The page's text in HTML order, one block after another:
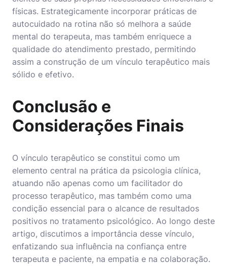
físicas. Estrategicamente incorporar práticas de
autocuidado na rotina não só melhora a saúde
mental do terapeuta, mas também enriquece a
qualidade do atendimento prestado, permitindo
assim a construção de um vínculo terapêutico mais
sólido e efetivo.
Conclusão e
Considerações Finais
O vínculo terapêutico se constitui como um
elemento central na prática da psicologia clínica,
atuando não apenas como um facilitador do
processo terapêutico, mas também como uma
condição essencial para o alcance de resultados
positivos no tratamento psicológico. Ao longo deste
artigo, discutimos a importância desse vínculo,
enfatizando sua influência na confiança entre
terapeuta e paciente, na empatia e na colaboração.